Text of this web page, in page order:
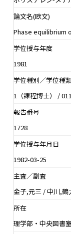
論文名(欧文)
Phase equilibrium
学位授与年度
1981
学位種別／学位種
1（課程博士） /
報告番号
1728
学位授与年月日
1982-03-25
主査／副査
金子,元三 / 中川,
所在
理学部・中央図書